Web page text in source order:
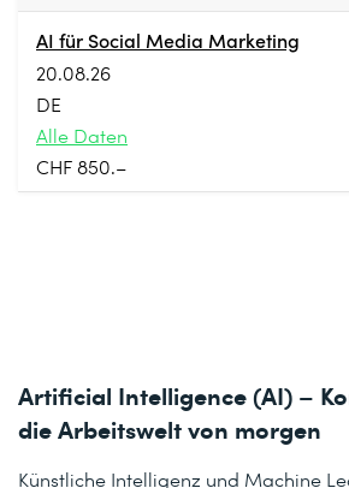
AI für Social Media Marketing
20.08.26
DE
Alle Daten
CHF 850.–
Artificial Intelligence (AI) –
die Arbeitswelt von morgen
Künstliche Intelligenz und Machine